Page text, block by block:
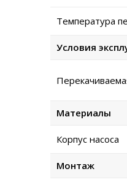
Температура
Условия
Материалы
Корпус насоса
Монтаж